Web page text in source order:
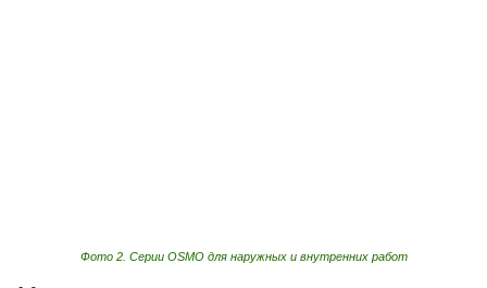
Фото 2. Серии OSMO для наружных и внутренних работ